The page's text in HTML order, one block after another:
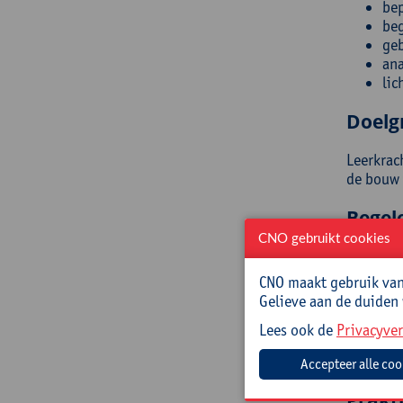
de
Thomas
Kristel
CNO gebruikt cookies
CNO maakt gebruik
Gelieve aan de
Lees ook de